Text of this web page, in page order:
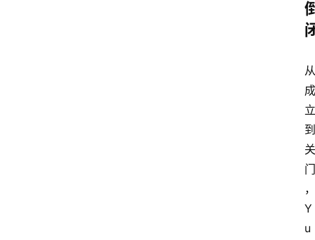
从
成
立
到
关
门
，
Y
u